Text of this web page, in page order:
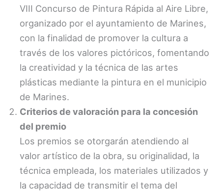
VIII Concurso de Pintura Rápida al Aire Libre,
organizado por el ayuntamiento de Marines,
con la finalidad de promover la cultura a
través de los valores pictóricos, fomentando
la creatividad y la técnica de las artes
plásticas mediante la pintura en el municipio
de Marines.
Criterios de valoración para la concesión
del premio
Los premios se otorgarán atendiendo al
valor artístico de la obra, su originalidad, la
técnica empleada, los materiales utilizados y
la capacidad de transmitir el tema del